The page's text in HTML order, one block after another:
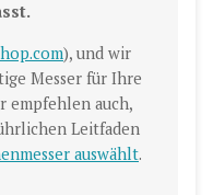
), und wir
Messer für Ihre
empfehlen auch,
Leitfaden
auswählt.